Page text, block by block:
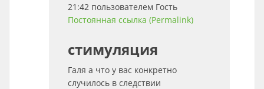
21:42 пользователем Гость
Постоянная ссылка (Permalink)
стимуляция
Галя а что у вас конкретно
случилось в следствии